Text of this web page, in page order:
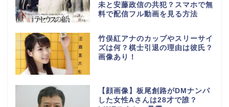
未と安藤政信の共犯？スマホで無
料で配信フル動画を見る方法
竹俣紅アナのカップやスリーサイ
ズは何？棋士引退の理由は彼氏？
画像あり！
【顔画像】板尾創路がDMナンパ
した女性Aさんは28才で誰？